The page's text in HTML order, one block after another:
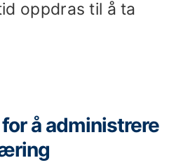
oppdras til å ta
for å administrere